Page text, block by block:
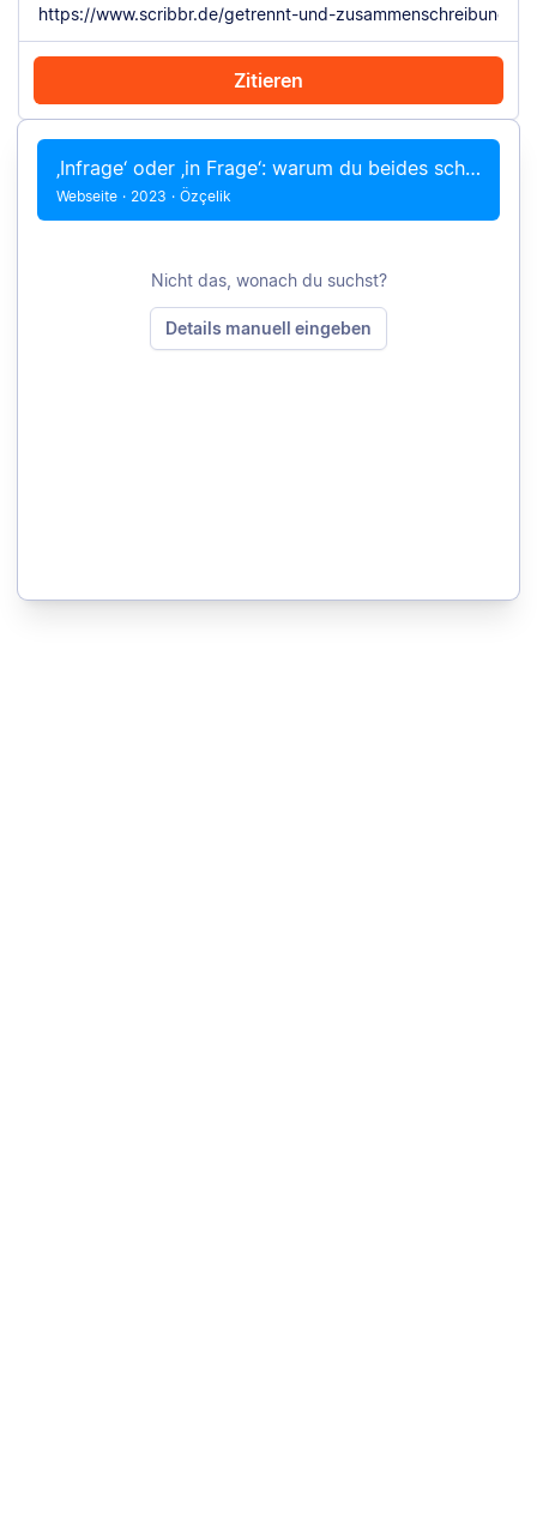
Zitieren
Mit Chrome zitieren Manuell zitieren
‚Infrage‘ oder ‚in Frage‘: warum du beides schreiben kannst
Webseite · 2023 · Özçelik
Nicht das, wonach du suchst?
Details manuell eingeben